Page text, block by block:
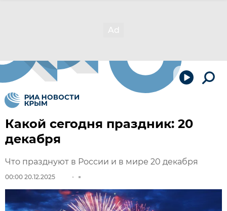
Какой сегодня праздник: 20
декабря
Что празднуют в России и в мире 20 декабря
00:00 20.12.2025